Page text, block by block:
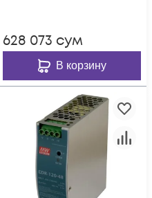
628 073 сум
В корзину